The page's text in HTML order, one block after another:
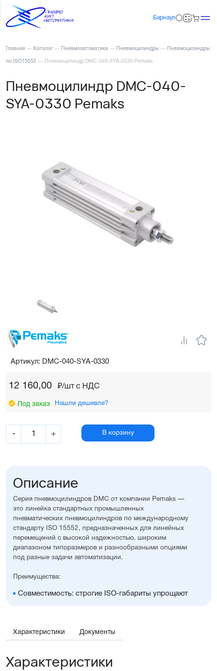
Барнаул
Главная — Каталог — Пневмоавтоматика — Пневмоцилиндры — Пневмоцилиндры
по ISO15552 — Пневмоцилиндр DMC-040-SYA-0330 Pemaks
Пневмоцилиндр DMC-040-
SYA-0330 Pemaks
12 160,00 ₽/шт c НДС
Под заказ Нашли дешевле?
- + В корзину
Артикул: DMC-040-SYA-0330
Описание
Серия пневмоцилиндров DMC от компании Pemaks —
это линейка стандартных промышленных
пневматических пневмоцилиндров по международному
стандарту ISO 15552, предназначенных для линейных
перемещений с высокой надежностью, широким
диапазоном типоразмеров и разнообразными опциями
под разные задачи автоматизации.
Преимущества:
Совместимость: строгие ISO-габариты упрощают
возможность изготовления с нестандартными
Доступность: сбалансированное соотношение
Характеристики Документы
Характеристики